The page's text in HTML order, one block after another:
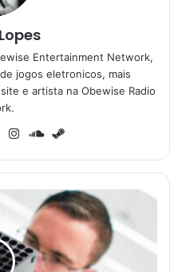
Entertainment Network,
jogos eletronicos, mais
e artista na Obewise Radio
YouTubeInstagramSoundCloud